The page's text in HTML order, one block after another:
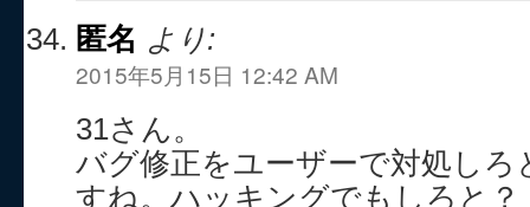
匿名 より:
2015年5月15日 12:42 AM
31さん。
バグ修正をユーザーで対処しろ
すね。ハッキングでもしろと？